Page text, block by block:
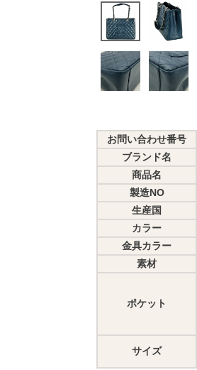
お問い合わせ番号
ブランド名
商品名
製造NO
生産国
カラー
金具カラー
素材
ポケット
サイズ